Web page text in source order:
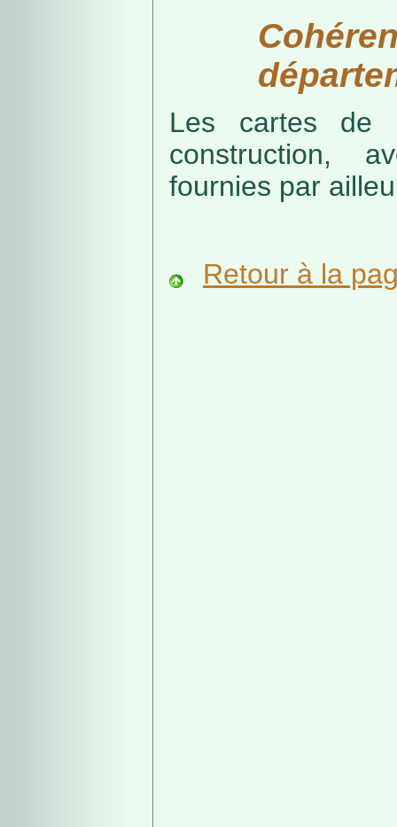
Les cartes de
construction,
fournies par
Retour à la